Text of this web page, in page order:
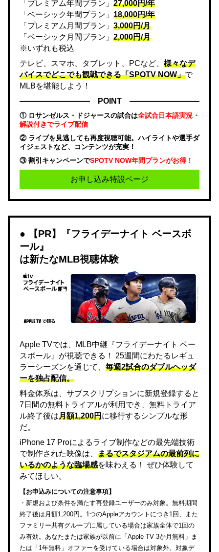
「プレミアム年間プラン」 27,000円/年
「ベーシック年間プラン」 18,000円/年
「プレミアム月間プラン」 3,000円/月
「ベーシック月間プラン」 2,000円/月
※いずれも税込
テレビ、スマホ、タブレット、PCなど、 様々なデ
バイスでどこでも観戦できる「SPOTV NOW」で
MLBを堪能しよう！
POINT
① ロサンゼルス・ドジャースの試合は全試合日本語実況・
解説付きでライブ配信
② ライブを見逃しても再度視聴可能。ハイライトや選手ダ
イジェストなど、コンテンツが充実！
③ 割引キャンペーンでSPOTV NOW年間プランがお得！
お申し込み特設ページ
【PR】『フライデーナイト ベースボ
ール』
は新たなMLB視聴体験
Apple TVでは、MLB中継『フライデーナイト ベー
スボール』が視聴できる！ 25週間にわたるレギュ
ラーシーズンを通じて、 毎週2試合のダブルヘッダ
ーを独占配信。
料金体系は、サブスクリプションに新規登録すると
7日間の無料トライアルが利用でき、無料トライア
ル終了後は月額1,200円に移行するシンプルな形
だ。
iPhone 17 Proによるライブ制作などの最先端技術
で制作された映像は、 まるでスタジアムの最前列に
いるかのような臨場感を味わえる！ ぜひ体験して
みてほしい。
【お申込みについての注意事項】
・新規および条件を満たす再登録ユーザーのみ対象。無料期間
終了後は月額1,200円。1つのAppleアカウントにつき1回、また
ファミリー共有グループに属している場合は家族全体で1回の
み有効。あなたまたは家族が以前に「Apple TV 3か月無料」ま
たは「1年無料」オファーを受けている場合は対象外。対象デ